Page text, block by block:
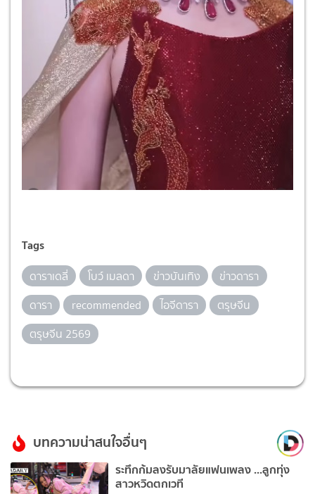
Tags
ดาราเดลี่ โบว์ เมลดา ข่าวบันเทิง
ข่าวดารา
ดารา
recommended ไอจีดารา
ตรุษจีน
ตรุษจีน 2569
บทความน่าสนใจอื่นๆ
ระทึกก้มลงรับมาลัยแฟนเพลง ...ลูกทุ่ง
สาวหวิดตกเวที